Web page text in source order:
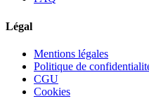
Légal
Mentions légales
Politique de
CGU
Cookies